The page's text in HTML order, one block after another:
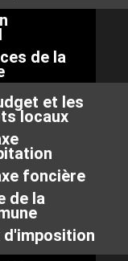
de la
et les
locaux
foncière
de la
d'imposition